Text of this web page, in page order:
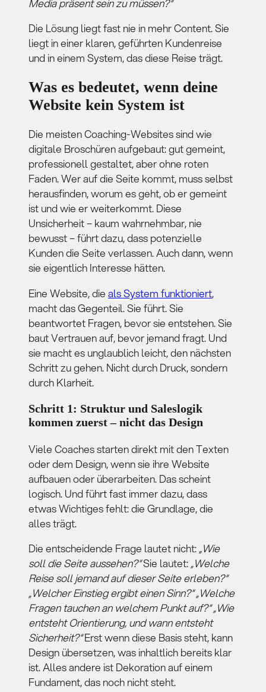
Media präsent sein zu müssen?“
Die Lösung liegt fast nie in mehr Content. Sie
liegt in einer klaren, geführten Kundenreise
und in einem System, das diese Reise trägt.
Was es bedeutet, wenn deine
Website kein System ist
Die meisten Coaching-Websites sind wie
digitale Broschüren aufgebaut: gut gemeint,
professionell gestaltet, aber ohne roten
Faden. Wer auf die Seite kommt, muss selbst
herausfinden, worum es geht, ob er gemeint
ist und wie er weiterkommt. Diese
Unsicherheit – kaum wahrnehmbar, nie
bewusst – führt dazu, dass potenzielle
Kunden die Seite verlassen. Auch dann, wenn
sie eigentlich Interesse hätten.
Eine Website, die als System funktioniert,
macht das Gegenteil. Sie führt. Sie
beantwortet Fragen, bevor sie entstehen. Sie
baut Vertrauen auf, bevor jemand fragt. Und
sie macht es unglaublich leicht, den nächsten
Schritt zu gehen. Nicht durch Druck, sondern
durch Klarheit.
Schritt 1: Struktur und Saleslogik
kommen zuerst – nicht das Design
Viele Coaches starten direkt mit den Texten
oder dem Design, wenn sie ihre Website
aufbauen oder überarbeiten. Das scheint
logisch. Und führt fast immer dazu, dass
etwas Wichtiges fehlt: die Grundlage, die
alles trägt.
Die entscheidende Frage lautet nicht: „Wie
soll die Seite aussehen?“Sie lautet: „Welche
Reise soll jemand auf dieser Seite erleben?“
„Welcher Einstieg ergibt einen Sinn?“ „Welche
Fragen tauchen an welchem Punkt auf?“ „Wie
entsteht Orientierung, und wann entsteht
Sicherheit?“Erst wenn diese Basis steht, kann
Design übersetzen, was inhaltlich bereits klar
ist. Alles andere ist Dekoration auf einem
Fundament, das noch nicht steht.